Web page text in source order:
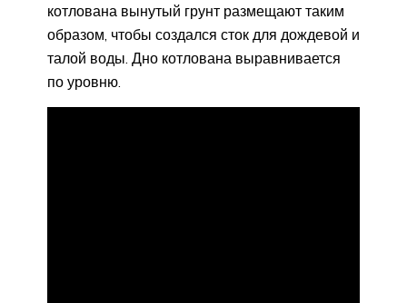
котлована вынутый грунт размещают таким
образом, чтобы создался сток для дождевой и
талой воды. Дно котлована выравнивается
по уровню.